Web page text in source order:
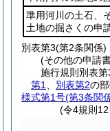
準用河川の土石、
土地の掘さくの申
別表第3(第2条関係)
(その他の申請
施行規則別表第
第1
別表第2の部
様式第1号(第3条関
(令4規則